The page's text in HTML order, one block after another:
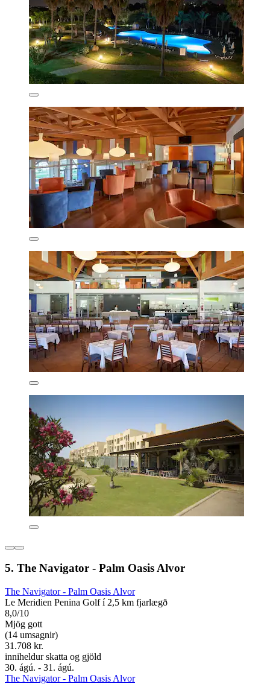
5. The Navigator - Palm Oasis Alvor
The Navigator - Palm Oasis Alvor
Le Meridien Penina Golf í 2,5 km fjarlægð
8,0/10
Mjög gott
(14 umsagnir)
31.708 kr.
inniheldur skatta og gjöld
30. ágú. - 31. ágú.
The Navigator - Palm Oasis Alvor